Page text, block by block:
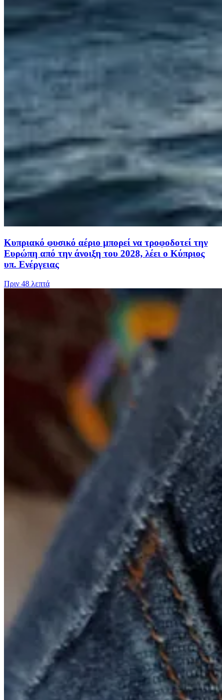
Κυπριακό φυσικό αέριο μπορεί να τροφοδοτεί την
Ευρώπη από την άνοιξη του 2028, λέει ο Κύπριος
υπ. Ενέργειας
Πριν 48 λεπτά